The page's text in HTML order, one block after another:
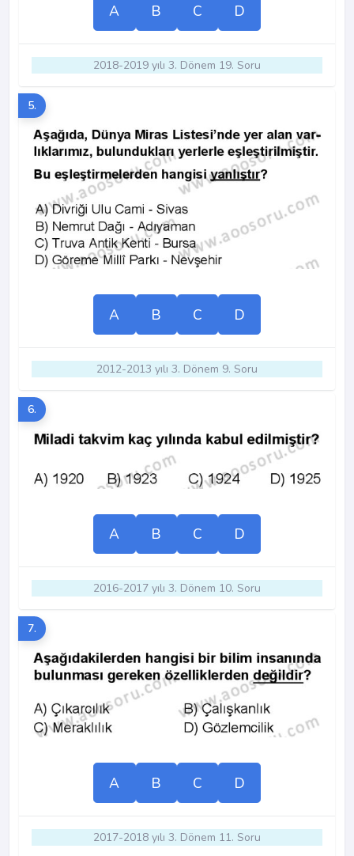
A B C D
2018-2019 yılı 3. Dönem 19. Soru
5.
A B C D
2012-2013 yılı 3. Dönem 9. Soru
6.
A B C D
2016-2017 yılı 3. Dönem 10. Soru
7.
A B C D
2017-2018 yılı 3. Dönem 11. Soru